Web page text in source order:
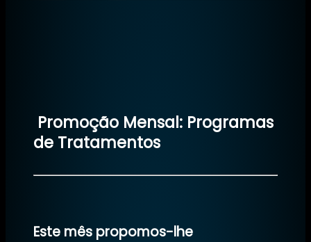
Promoção Mensal: Programas
de Tratamentos
Este mês propomos-lhe